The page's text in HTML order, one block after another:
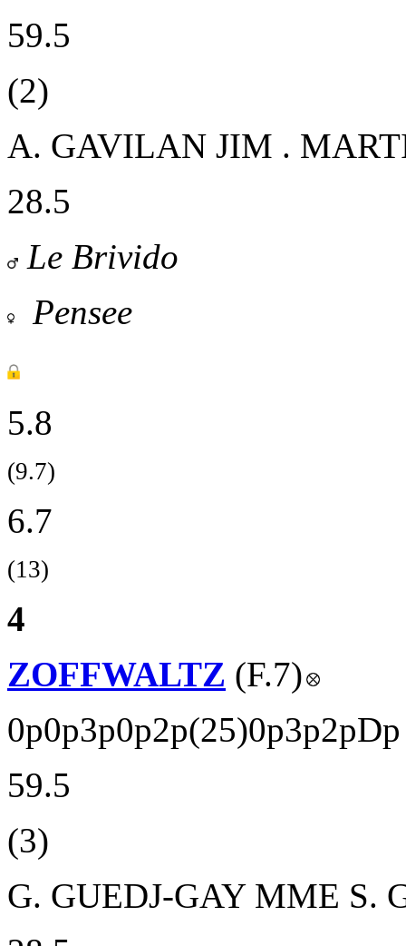
59.5
(2)
A. GAVILAN JIM .
28.5
Le Brivido
Pensee
5.8
(9.7)
6.7
(13)
4
ZOFFWALTZ (F.7)
0p0p3p0p2p(25)0p3p2pDp
59.5
(3)
G. GUEDJ-GAY MME S.